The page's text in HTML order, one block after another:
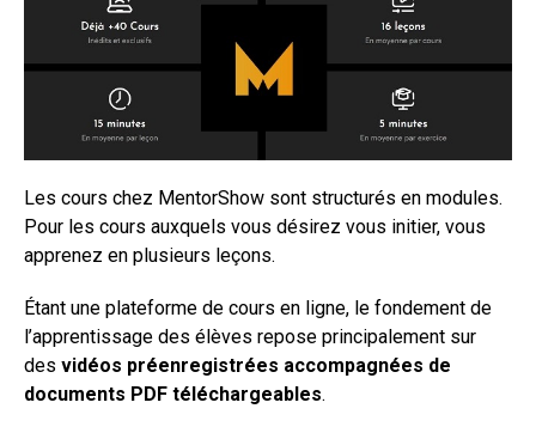
Les cours chez MentorShow sont structurés en modules.
Pour les cours auxquels vous désirez vous initier, vous
apprenez en plusieurs leçons.
Étant une plateforme de cours en ligne, le fondement de
l’apprentissage des élèves repose principalement sur
des vidéos préenregistrées accompagnées de
documents PDF téléchargeables.